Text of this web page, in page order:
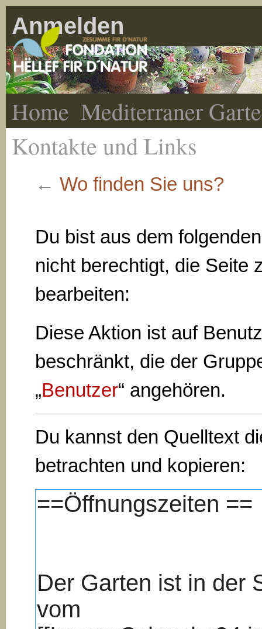
Anmelden
Home Mediterraner
Kontakte und Links
← Wo finden Sie uns?
Du bist aus dem
nicht berechtigt, die Seite
bearbeiten:
Diese Aktion ist auf
beschränkt, die der
„Benutzer“ angehören.
Du kannst den Quelltext
betrachten und kopieren: